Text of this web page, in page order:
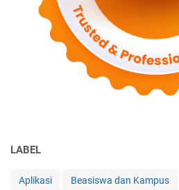
LABEL
Aplikasi Beasiswa dan Kampus